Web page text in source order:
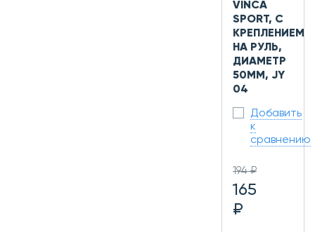
VINCA
SPORT, С
КРЕПЛЕНИЕМ
НА РУЛЬ,
ДИАМЕТР
50ММ, JY
04
Добавить
к
сравнению
194 ₽
165
₽